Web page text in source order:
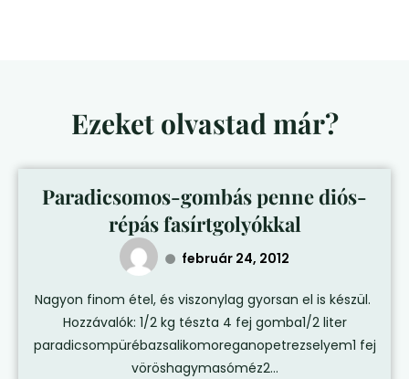
Ezeket olvastad már?
Paradicsomos-gombás penne diós-
répás fasírtgolyókkal
február 24, 2012
Nagyon finom étel, és viszonylag gyorsan el is készül.
Hozzávalók: 1/2 kg tészta 4 fej gomba1/2 liter
paradicsompürébazsalikomoreganopetrezselyem1 fej
vöröshagymasóméz2...